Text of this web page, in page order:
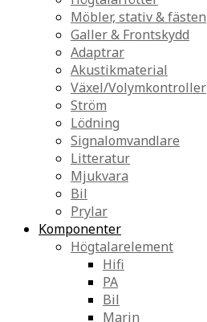
Möbler, stativ & fästen
Galler & Frontskydd
Adaptrar
Akustikmaterial
Växel/Volymkontroller
Ström
Lödning
Signalomvandlare
Litteratur
Mjukvara
Bil
Prylar
Komponenter
Högtalarelement
Hifi
PA
Bil
Marin